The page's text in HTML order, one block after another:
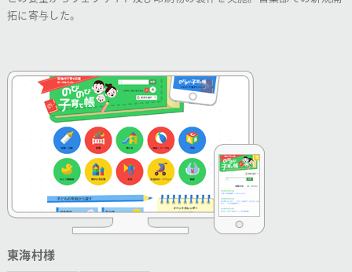
拓に寄与した。
東海村様